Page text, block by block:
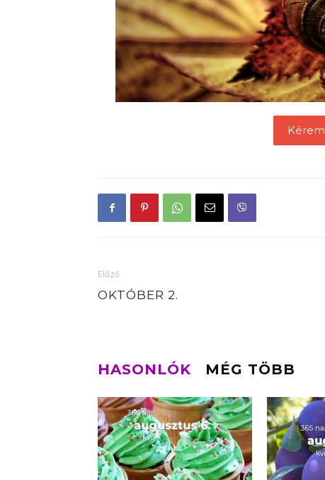
Előző
OKTÓBER 2.
HASONLÓK MÉG TÖBB